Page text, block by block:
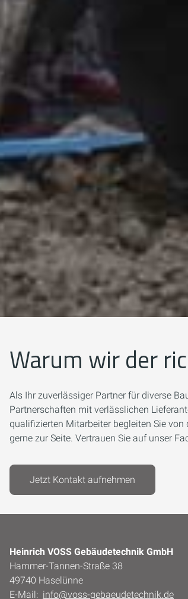
Warum wir der
Als Ihr zuverlässiger Partner für diverse
Partnerschaften mit verlässlichen
qualifizierten Mitarbeiter begleiten Sie
gerne zur Seite. Vertrauen Sie auf unser
Jetzt Kontakt aufnehmen
Heinrich VOSS Gebäudetechnik GmbH
Hammer-Tannen-Straße 38
49740 Haselünne
E-Mail: info@voss-gebaeudetechnik.de